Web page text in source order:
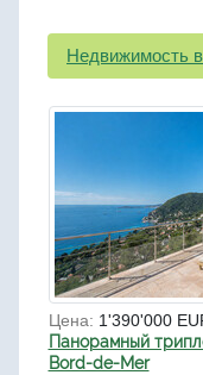
Недвижимость
Цена: 1'390'000
Панорамный
Bord-de-Mer